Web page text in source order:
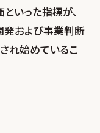
いった指標が、
発および事業判断
れ始めているこ